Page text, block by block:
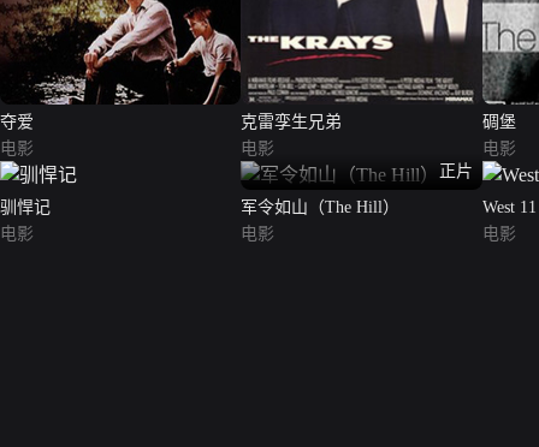
夺爱
电影
克雷孪生兄弟
电影
碉堡
电影
驯悍记
电影
正片
军令如山（The Hill）
电影
West 11
电影